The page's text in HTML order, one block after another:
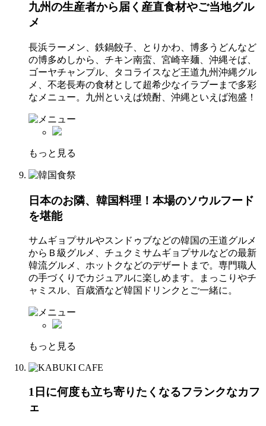
九州の生産者から届く産直食材やご当地グル
メ
長浜ラーメン、鉄鍋餃子、とりかわ、博多うどんなど
の博多めしから、チキン南蛮、宮崎辛麺、沖縄そば、
ゴーヤチャンプル、タコライスなど王道九州沖縄グル
メ、不老長寿の食材として超希少なイラブーまで多彩
なメニュー。九州といえば焼酎、沖縄といえば泡盛！
もっと見る
日本のお隣、韓国料理！本場のソウルフード
を堪能
サムギョプサルやスンドゥブなどの韓国の王道グルメ
からＢ級グルメ、チュクミサムギョプサルなどの最新
韓流グルメ、ホットクなどのデザートまで。専門職人
の手づくりでカジュアルに楽しめます。まっこりやチ
ャミスル、百歳酒など韓国ドリンクとご一緒に。
もっと見る
1日に何度も立ち寄りたくなるフランクなカフ
ェ